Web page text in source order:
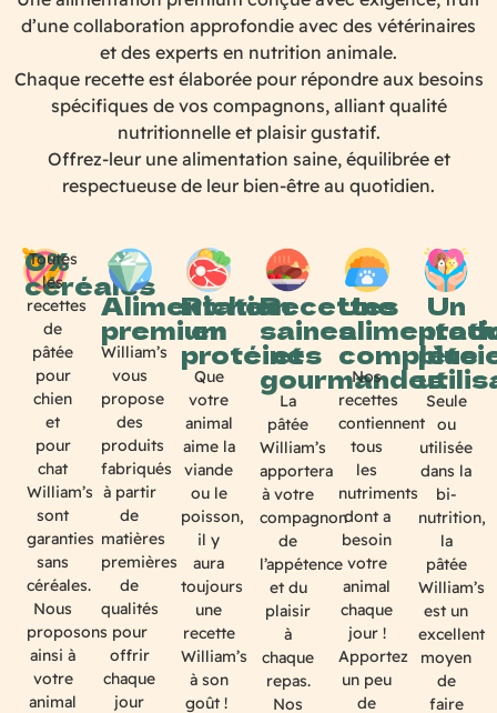
d’une collaboration approfondie avec des vétérinaires
et des experts en nutrition animale.
Chaque recette est élaborée pour répondre aux besoins
spécifiques de vos compagnons, alliant qualité
nutritionnelle et plaisir gustatif.
Offrez-leur une alimentation saine, équilibrée et
respectueuse de leur bien-être au quotidien.
0%
céréales
Toutes
les
recettes
de
pâtée
pour
chien
et
pour
chat
William’s
sont
garanties
sans
céréales.
Nous
proposons
ainsi à
votre
animal
Alimentation
premium
William’s
vous
propose
des
produits
fabriqués
à partir
de
matières
premières
de
qualités
pour
offrir
chaque
jour
Riches
en
protéines
Que
votre
animal
aime la
viande
ou le
poisson,
il y
aura
toujours
une
recette
William’s
à son
goût !
Recettes
saines
et
gourmandes
La
pâtée
William’s
apportera
à votre
compagnon
de
l’appétence
et du
plaisir
à
chaque
repas.
Nos
Une
complète
Nos
recettes
contiennent
tous
les
nutriments
dont a
besoin
votre
animal
chaque
jour !
Apportez
un peu
de
Un
Seule
ou
utilisée
dans la
bi-
nutrition,
la
pâtée
William’s
est un
excellent
moyen
de
faire